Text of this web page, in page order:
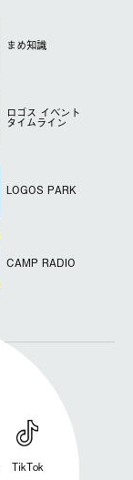
まめ知識
ロゴス イベント
タイムライン
LOGOS PARK
CAMP RADIO
TikTok